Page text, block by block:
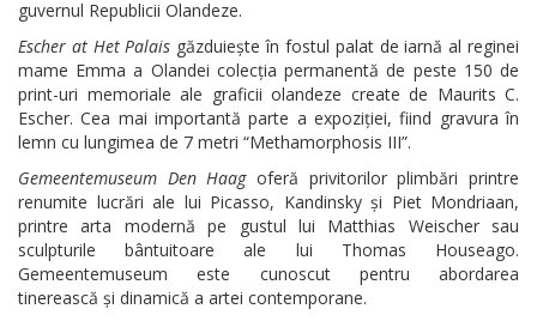
guvernul Republicii Olandeze.
Escher at Het Palais găzduiește în fostul palat de iarnă al reginei
mame Emma a Olandei colecția permanentă de peste 150 de
print-uri memoriale ale graficii olandeze create de Maurits C.
Escher. Cea mai importantă parte a expoziției, fiind gravura în
lemn cu lungimea de 7 metri “Methamorphosis III”.
Gemeentemuseum Den Haagoferă privitorilor plimbări printre
renumite lucrări ale lui Picasso, Kandinsky și Piet Mondriaan,
printre arta modernă pe gustul lui Matthias Weischer sau
sculpturile bântuitoare ale lui Thomas Houseago.
Gemeentemuseum este cunoscut pentru abordarea
tinerească și dinamică a artei contemporane.